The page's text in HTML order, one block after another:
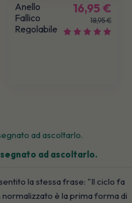
Anello
Fallico
Regolabile
16,95 €
18,95 €
ad ascoltarlo.
la stessa frase: "Il ciclo fa
è la prima forma di